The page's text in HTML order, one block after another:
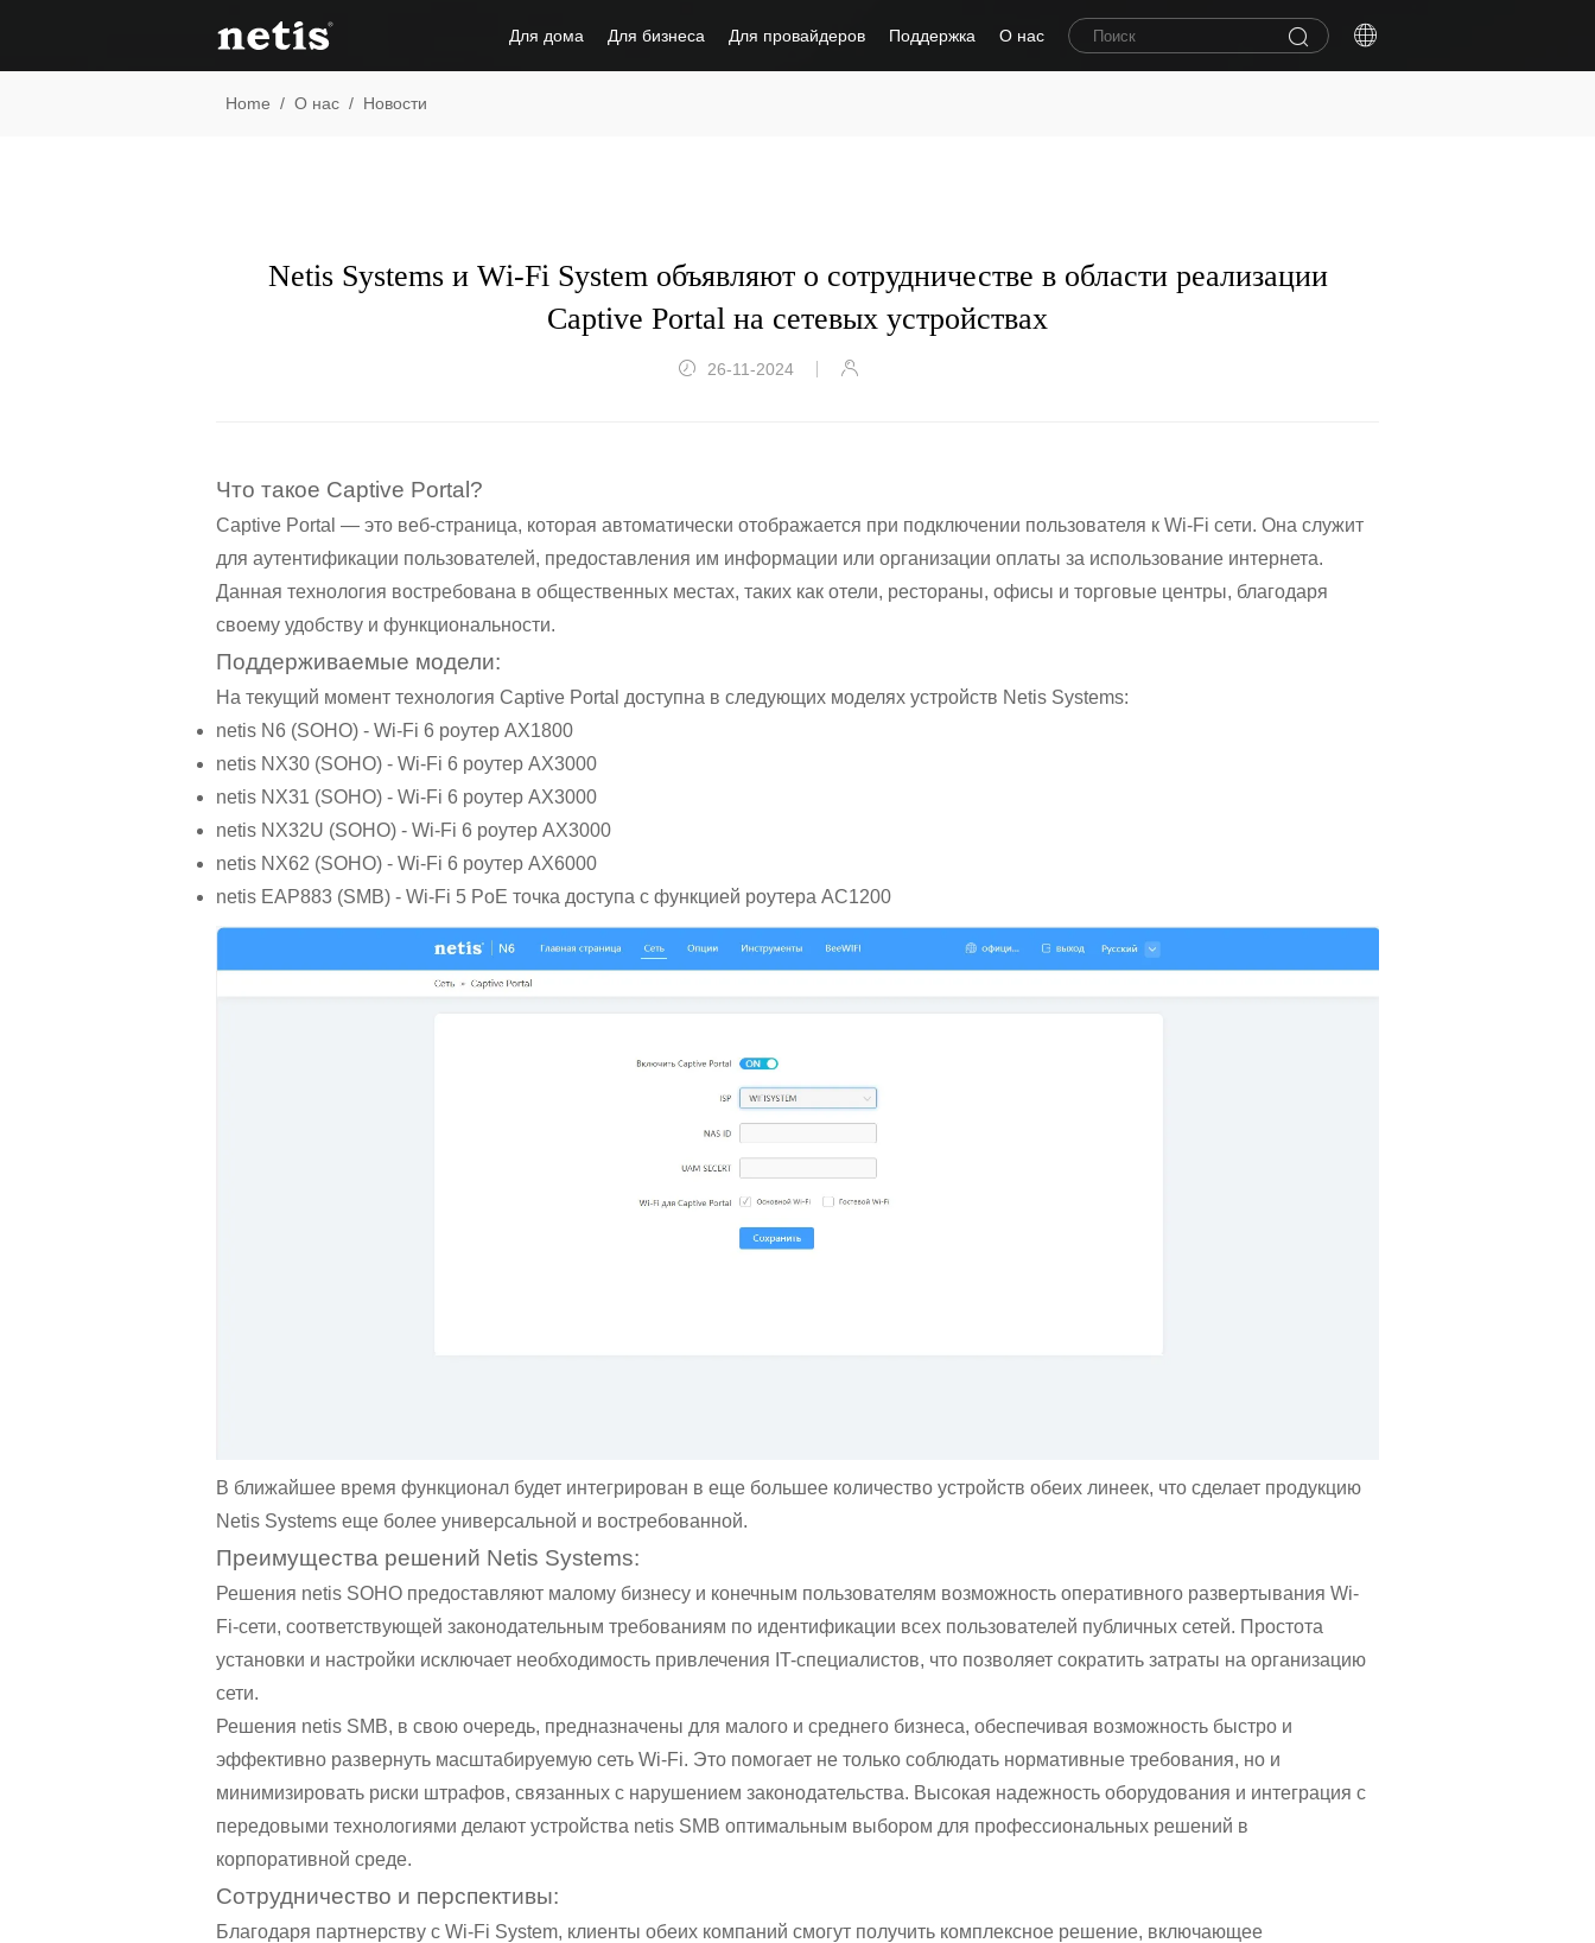
Для дома Для бизнеса Для провайдеров Поддержка О нас
Home / О нас / Новости
Netis Systems и Wi-Fi System объявляют о сотрудничестве в области реализации
Captive Portal на сетевых устройствах
26-11-2024
Что такое Captive Portal?
Captive Portal — это веб-страница, которая автоматически отображается при подключении пользователя к Wi-Fi сети. Она служит
для аутентификации пользователей, предоставления им информации или организации оплаты за использование интернета.
Данная технология востребована в общественных местах, таких как отели, рестораны, офисы и торговые центры, благодаря
своему удобству и функциональности.
Поддерживаемые модели:
На текущий момент технология Captive Portal доступна в следующих моделях устройств Netis Systems:
netis N6 (SOHO) - Wi-Fi 6 роутер AX1800
netis NX30 (SOHO) - Wi-Fi 6 роутер AX3000
netis NX31 (SOHO) - Wi-Fi 6 роутер AX3000
netis NX32U (SOHO) - Wi-Fi 6 роутер AX3000
netis NX62 (SOHO) - Wi-Fi 6 роутер AX6000
netis EAP883 (SMB) - Wi-Fi 5 PoE точка доступа с функцией роутера AC1200
В ближайшее время функционал будет интегрирован в еще большее количество устройств обеих линеек, что сделает продукцию
Netis Systems еще более универсальной и востребованной.
Преимущества решений Netis Systems:
Решения netis SOHO предоставляют малому бизнесу и конечным пользователям возможность оперативного развертывания Wi-
Fi-сети, соответствующей законодательным требованиям по идентификации всех пользователей публичных сетей. Простота
установки и настройки исключает необходимость привлечения IT-специалистов, что позволяет сократить затраты на организацию
сети.
Решения netis SMB, в свою очередь, предназначены для малого и среднего бизнеса, обеспечивая возможность быстро и
эффективно развернуть масштабируемую сеть Wi-Fi. Это помогает не только соблюдать нормативные требования, но и
минимизировать риски штрафов, связанных с нарушением законодательства. Высокая надежность оборудования и интеграция с
передовыми технологиями делают устройства netis SMB оптимальным выбором для профессиональных решений в
корпоративной среде.
Сотрудничество и перспективы:
Благодаря партнерству с Wi-Fi System, клиенты обеих компаний смогут получить комплексное решение, включающее